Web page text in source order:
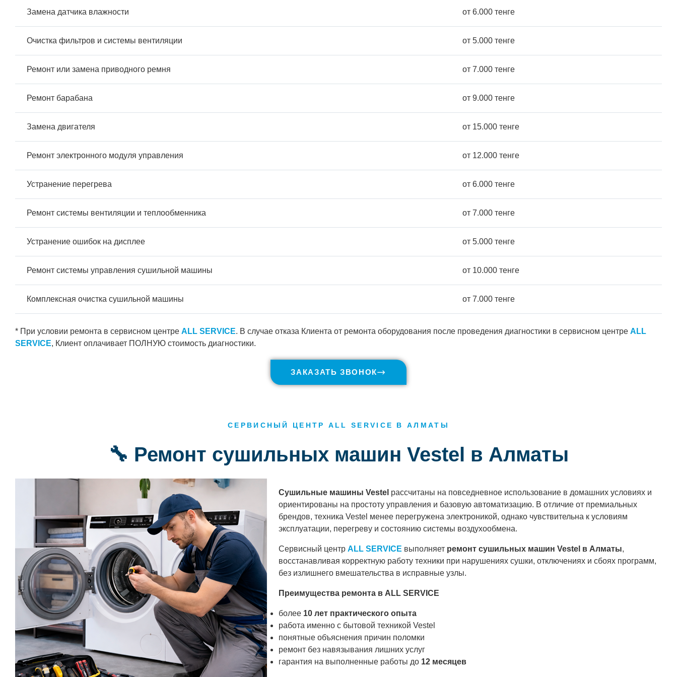
Замена датчика влажности от 6.000 тенге
Очистка фильтров и системы вентиляции от 5.000 тенге
Ремонт или замена приводного ремня от 7.000 тенге
Ремонт барабана от 9.000 тенге
Замена двигателя от 15.000 тенге
Ремонт электронного модуля управления от 12.000 тенге
Устранение перегрева от 6.000 тенге
Ремонт системы вентиляции и теплообменника от 7.000 тенге
Устранение ошибок на дисплее от 5.000 тенге
Ремонт системы управления сушильной машины от 10.000 тенге
Комплексная очистка сушильной машины от 7.000 тенге
* При условии ремонта в сервисном центре ALL SERVICE. В случае отказа Клиента от ремонта оборудования после проведения диагностики в сервисном центре ALL
SERVICE, Клиент оплачивает ПОЛНУЮ стоимость диагностики.
ЗАКАЗАТЬ ЗВОНОК
СЕРВИСНЫЙ ЦЕНТР ALL SERVICE В АЛМАТЫ
🔧 Ремонт сушильных машин Vestel в Алматы
Сушильные машины Vestel рассчитаны на повседневное использование в домашних условиях и
ориентированы на простоту управления и базовую автоматизацию. В отличие от премиальных
брендов, техника Vestel менее перегружена электроникой, однако чувствительна к условиям
эксплуатации, перегреву и состоянию системы воздухообмена.
Сервисный центр ALL SERVICE выполняет ремонт сушильных машин Vestel в Алматы,
восстанавливая корректную работу техники при нарушениях сушки, отключениях и сбоях программ,
без излишнего вмешательства в исправные узлы.
Преимущества ремонта в ALL SERVICE
более 10 лет практического опыта
работа именно с бытовой техникой Vestel
понятные объяснения причин поломки
ремонт без навязывания лишних услуг
гарантия на выполненные работы до 12 месяцев